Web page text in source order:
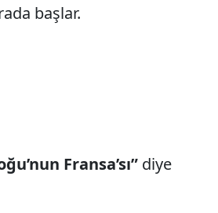
başlar.
Fransa’sı” diye